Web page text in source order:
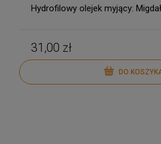
Hydrofilowy olejek myjący:
31,00 zł
DO